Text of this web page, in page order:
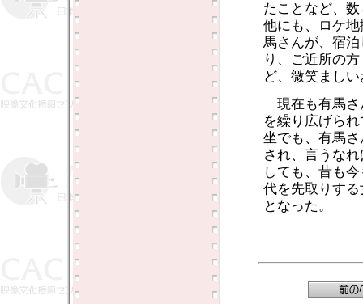
たことなど、
他にも、ロケ
馬さんが、宿
り、ご近所の
ど、微笑まし
現在も有馬さ
を繰り広げら
坐でも、有馬
され、言うな
しても、昔も
代を先取りす
となった。